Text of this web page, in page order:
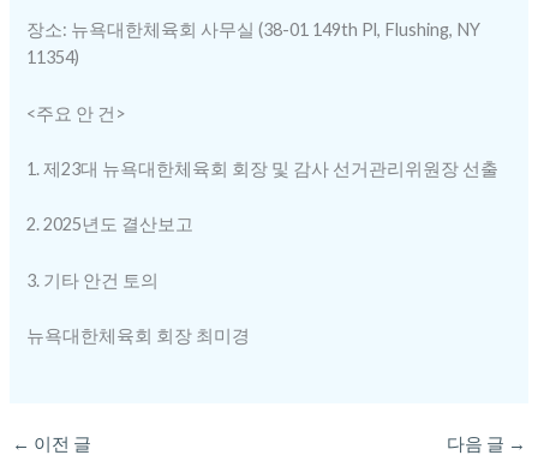
장소: 뉴욕대한체육회 사무실 (38-01 149th Pl, Flushing, NY
11354)
<주요 안 건>
1. 제23대 뉴욕대한체육회 회장 및 감사 선거관리위원장 선출
2. 2025년도 결산보고
3. 기타 안건 토의
뉴욕대한체육회 회장 최미경
← 이전 글 다음 글 →